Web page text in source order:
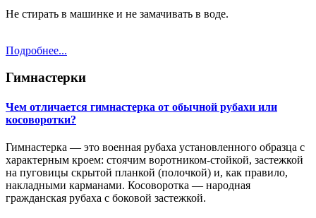
Не стирать в машинке и не замачивать в воде.
Подробнее...
Гимнастерки
Чем отличается гимнастерка от обычной рубахи или
косоворотки?
Гимнастерка — это военная рубаха установленного образца с
характерным кроем: стоячим воротником-стойкой, застежкой
на пуговицы скрытой планкой (полочкой) и, как правило,
накладными карманами. Косоворотка — народная
гражданская рубаха с боковой застежкой.